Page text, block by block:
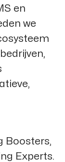
en
we
Boosters,
Experts.